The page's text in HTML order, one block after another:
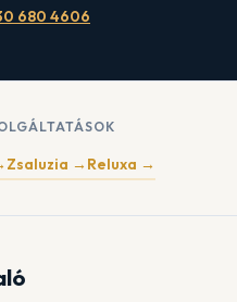
680 4606
Zsaluzia → Reluxa →